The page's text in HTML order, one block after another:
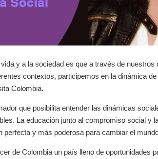
y a la sociedad es que a través de nuestros
contextos, participemos en la dinámica
Colombia.
que posibilita entender las dinámicas
La educación junto al compromiso social y
perfecta y más poderosa para cambiar el
de Colombia un país lleno de oportunidades